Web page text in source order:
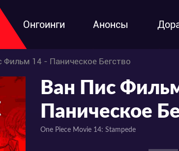
Онгоинги Анонсы
Фильм 14 - Паническое Бегство
Ван Пис
Паническое
One Piece Movie 14: Stampede